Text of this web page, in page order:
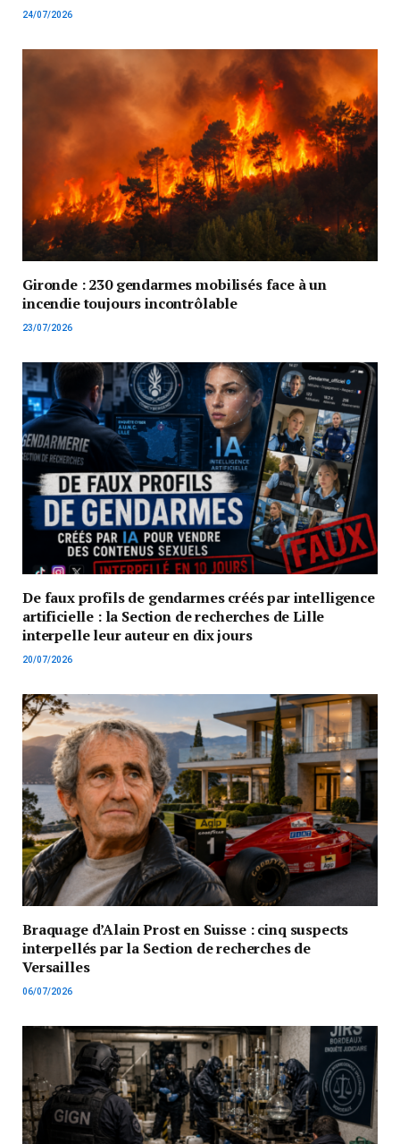
24/07/2026
Gironde : 230 gendarmes mobilisés face à un
incendie toujours incontrôlable
23/07/2026
De faux profils de gendarmes créés par intelligence
artificielle : la Section de recherches de Lille
interpelle leur auteur en dix jours
20/07/2026
Braquage d’Alain Prost en Suisse : cinq suspects
interpellés par la Section de recherches de
Versailles
06/07/2026